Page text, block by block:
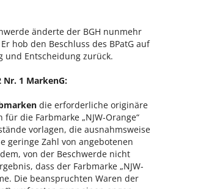
änderte der BGH nunmehr
hob den Beschluss des BPatG auf
und Entscheidung zurück.
1 MarkenG:
die erforderliche originäre
für die Farbmarke „NJW-Orange“
vorlagen, die ausnahmsweise
geringe Zahl von angebotenen
von der Beschwerde nicht
dass der Farbmarke „NJW-
Die beanspruchten Waren der